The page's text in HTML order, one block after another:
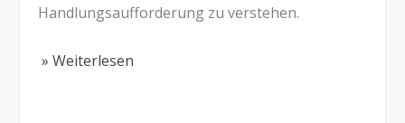
Handlungsaufforderung zu verstehen.
» Weiterlesen